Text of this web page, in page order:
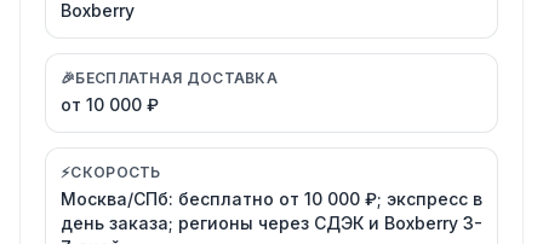
Boxberry
🎉БЕСПЛАТНАЯ ДОСТАВКА
от 10 000 ₽
⚡СКОРОСТЬ
Москва/СПб: бесплатно от 10 000 ₽; экспресс в
день заказа; регионы через СДЭК и Boxberry 3-